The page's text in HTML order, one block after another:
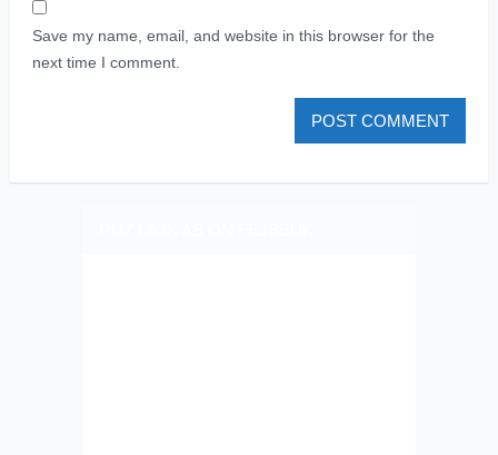
Save my name, email, and website in this browser for the
next time I comment.